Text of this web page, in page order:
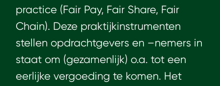
practice (Fair Pay, Fair Share, Fair
Chain). Deze praktijkinstrumenten
stellen opdrachtgevers en –nemers in
staat om (gezamenlijk) o.a. tot een
eerlijke vergoeding te komen. Het